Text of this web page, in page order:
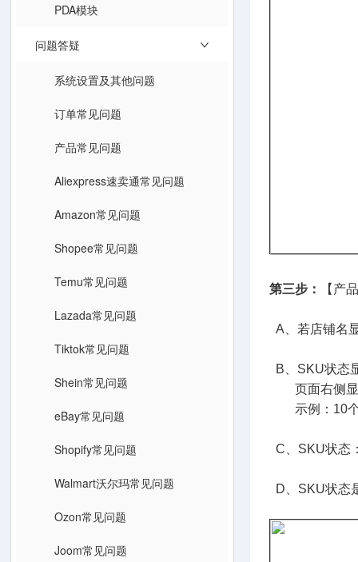
PDA模块
问题答疑
系统设置及其他问题
订单常见问题
产品常见问题
Aliexpress速卖通常见问题
Amazon常见问题
Shopee常见问题
Temu常见问题
Lazada常见问题
Tiktok常见问题
Shein常见问题
eBay常见问题
Shopify常见问题
Walmart沃尔玛常见问题
Ozon常见问题
Joom常见问题
第三步： 【产
A、若店铺名
B、SKU状态
页面右侧显
示例：10个
C、SKU状态
D、SKU状态